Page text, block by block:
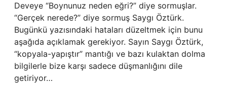
Deveye “Boynunuz neden eğri?” diye sormuşlar.
“Gerçek nerede?” diye sormuş Saygı Öztürk.
Bugünkü yazısındaki hataları düzeltmek için bunu
aşağıda açıklamak gerekiyor. Sayın Saygı Öztürk,
“kopyala-yapıştır” mantığı ve bazı kulaktan dolma
bilgilerle bize karşı sadece düşmanlığını dile
getiriyor…